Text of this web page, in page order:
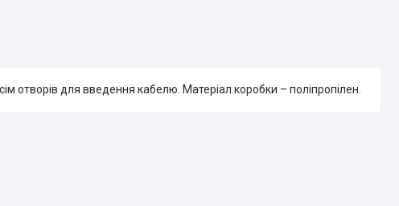
отворів для введення кабелю. Матеріал коробки – поліпропілен.